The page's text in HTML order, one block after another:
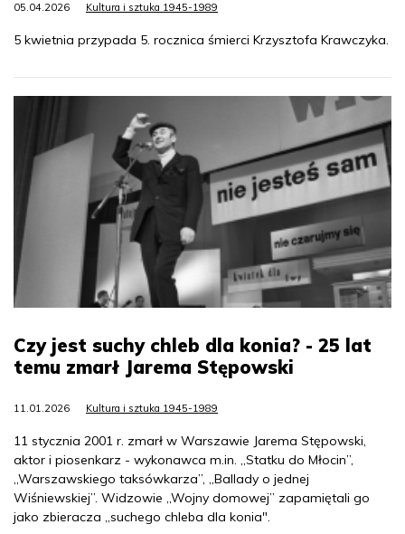
05.04.2026 Kultura i sztuka 1945-1989
5 kwietnia przypada 5. rocznica śmierci Krzysztofa Krawczyka.
Czy jest suchy chleb dla konia? - 25 lat
temu zmarł Jarema Stępowski
11.01.2026 Kultura i sztuka 1945-1989
11 stycznia 2001 r. zmarł w Warszawie Jarema Stępowski,
aktor i piosenkarz - wykonawca m.in. „Statku do Młocin”,
„Warszawskiego taksówkarza”, „Ballady o jednej
Wiśniewskiej”. Widzowie „Wojny domowej” zapamiętali go
jako zbieracza „suchego chleba dla konia".